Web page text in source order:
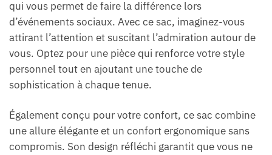
qui vous permet de faire la différence lors
d’événements sociaux. Avec ce sac, imaginez-vous
attirant l’attention et suscitant l’admiration autour de
vous. Optez pour une pièce qui renforce votre style
personnel tout en ajoutant une touche de
sophistication à chaque tenue.
Également conçu pour votre confort, ce sac combine
une allure élégante et un confort ergonomique sans
compromis. Son design réfléchi garantit que vous ne